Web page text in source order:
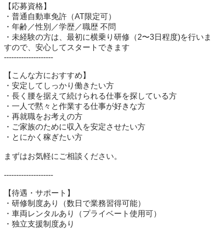
【応募資格】
・普通自動車免許（AT限定可）
・年齢／性別／学歴／職歴 不問
・未経験の方は、最初に横乗り研修（2〜3日程度)を行いま
すので、安心してスタートできます
--------------------
【こんな方におすすめ】
・安定してしっかり働きたい方
・長く腰を据えて続けられる仕事を探している方
・一人で黙々と作業する仕事が好きな方
・再就職をお考えの方
・ご家族のために収入を安定させたい方
・とにかく稼ぎたい方
まずはお気軽にご相談ください。
--------------------
【待遇・サポート】
・研修制度あり（数日で業務習得可能）
・車両レンタルあり（プライベート使用可）
・独立支援制度あり